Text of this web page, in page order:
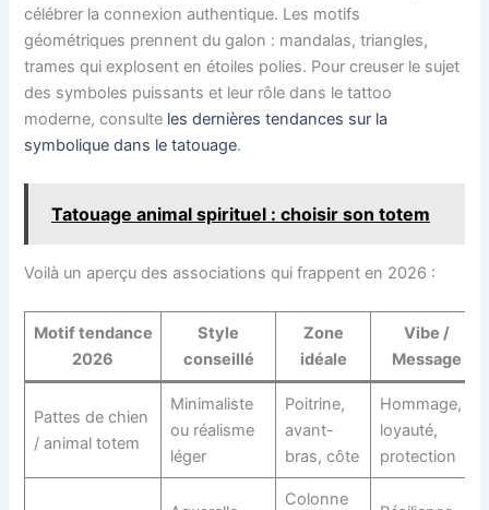
célébrer la connexion authentique. Les motifs
géométriques prennent du galon : mandalas, triangles,
trames qui explosent en étoiles polies. Pour creuser le sujet
des symboles puissants et leur rôle dans le tattoo
moderne, consulte les dernières tendances sur la
symbolique dans le tatouage.
Tatouage animal spirituel : choisir son totem
Voilà un aperçu des associations qui frappent en 2026 :
Motif tendance
2026
Style
conseillé
Zone
idéale
Vibe /
Message
Pattes de chien
/ animal totem
Minimaliste
ou réalisme
léger
Poitrine,
avant-
bras, côte
Hommage,
loyauté,
protection
Colonne